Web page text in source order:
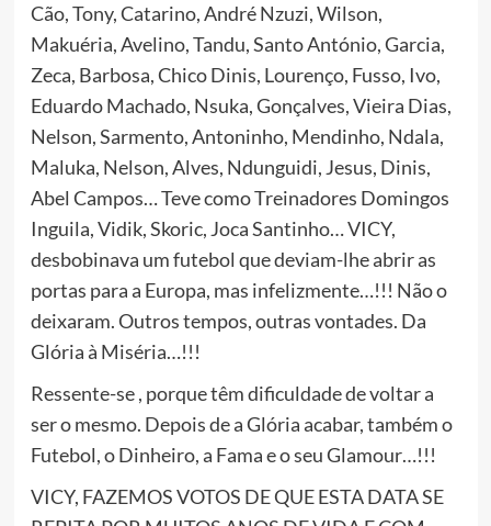
Cão, Tony, Catarino, André Nzuzi, Wilson,
Makuéria, Avelino, Tandu, Santo António, Garcia,
Zeca, Barbosa, Chico Dinis, Lourenço, Fusso, Ivo,
Eduardo Machado, Nsuka, Gonçalves, Vieira Dias,
Nelson, Sarmento, Antoninho, Mendinho, Ndala,
Maluka, Nelson, Alves, Ndunguidi, Jesus, Dinis,
Abel Campos… Teve como Treinadores Domingos
Inguila, Vidik, Skoric, Joca Santinho… VICY,
desbobinava um futebol que deviam-lhe abrir as
portas para a Europa, mas infelizmente…!!! Não o
deixaram. Outros tempos, outras vontades. Da
Glória à Miséria…!!!
Ressente-se , porque têm dificuldade de voltar a
ser o mesmo. Depois de a Glória acabar, também o
Futebol, o Dinheiro, a Fama e o seu Glamour…!!!
VICY, FAZEMOS VOTOS DE QUE ESTA DATA SE